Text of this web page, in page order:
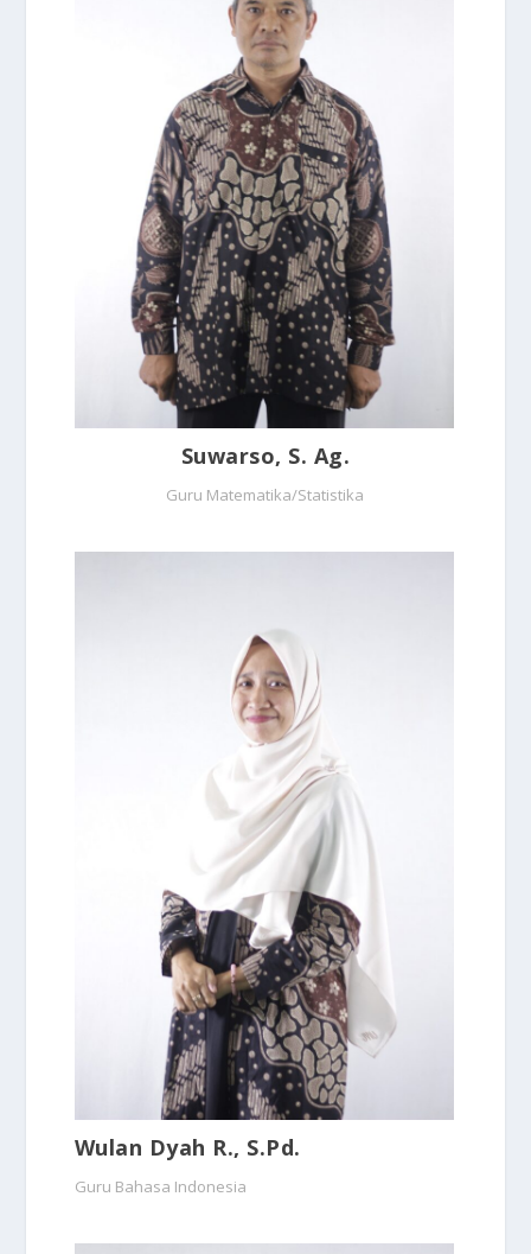
Suwarso, S. Ag.
Guru Matematika/Statistika
Wulan Dyah R., S.Pd.
Guru Bahasa Indonesia